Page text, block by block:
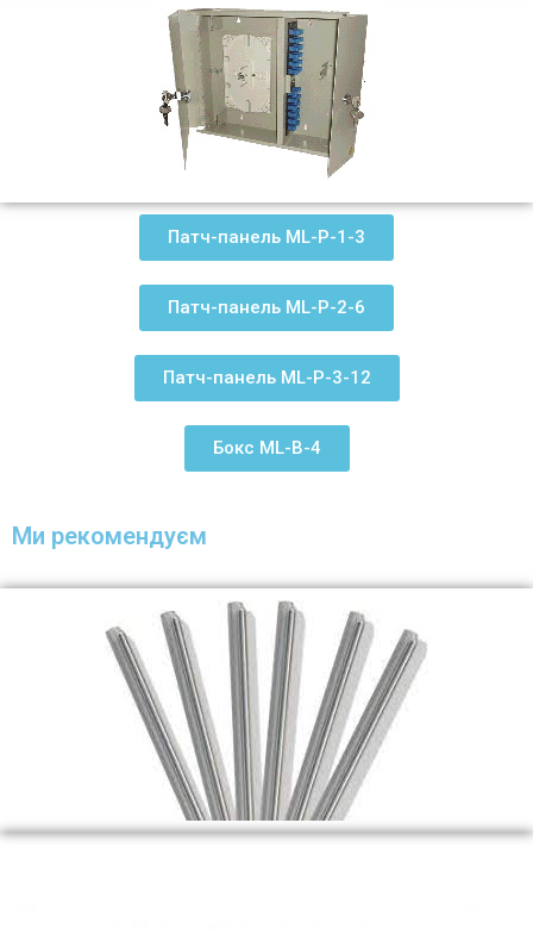
Патч-панель ML-P-1-3
Патч-панель ML-P-2-6
Патч-панель ML-P-3-12
Бокс ML-B-4
Ми рекомендуєм